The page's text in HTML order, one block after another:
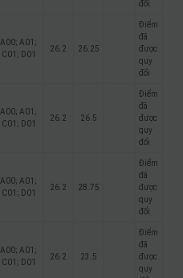
đổi
A00; A01;
C01; D01
26.2 26.25
Điểm
đã
được
quy
đổi
A00; A01;
C01; D01
26.2 26.5
Điểm
đã
được
quy
đổi
A00; A01;
C01; D01
26.2 28.75
Điểm
đã
được
quy
đổi
A00; A01;
C01; D01
26.2 23.5
Điểm
đã
được
quy